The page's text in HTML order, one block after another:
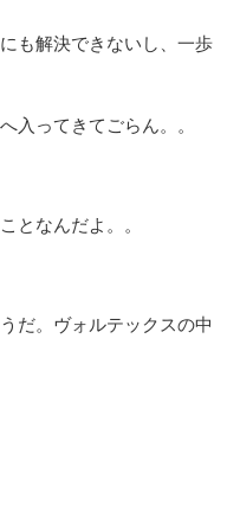
も解決できないし、一歩
入ってきてごらん。。
となんだよ。。
だ。ヴォルテックスの中